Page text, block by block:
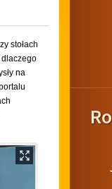
stołach
dlaczego
na